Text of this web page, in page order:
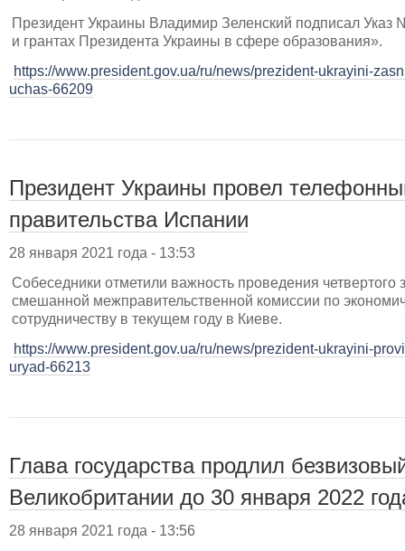
Президент Украины Владимир Зеленский подписал
и грантах Президента Украины в сфере образования».
https://www.president.gov.ua/ru/news/prezident-ukrayini-
uchas-66209
Президент Украины провел
правительства Испании
28 января 2021 года - 13:53
Собеседники отметили важность проведения четвертого
смешанной межправительственной комиссии по
сотрудничеству в текущем году в Киеве.
https://www.president.gov.ua/ru/news/prezident-ukrayini-
uryad-66213
Глава государства продлил
Великобритании до 30 января 2022
28 января 2021 года - 13:56